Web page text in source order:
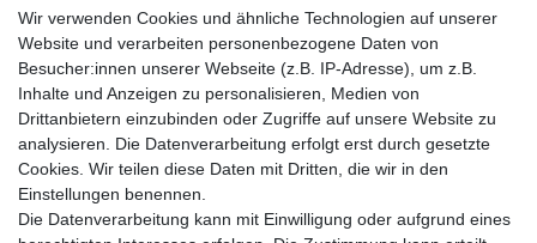
Wir versenden mit
Wir verwenden Cookies und ähnliche Technologien auf unserer
Website und verarbeiten personenbezogene Daten von
Besucher:innen unserer Webseite (z.B. IP-Adresse), um z.B.
Inhalte und Anzeigen zu personalisieren, Medien von
Drittanbietern einzubinden oder Zugriffe auf unsere Website zu
analysieren. Die Datenverarbeitung erfolgt erst durch gesetzte
Cookies. Wir teilen diese Daten mit Dritten, die wir in den
Einstellungen benennen.
Die Datenverarbeitung kann mit Einwilligung oder aufgrund eines